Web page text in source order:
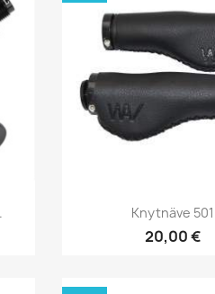
Snabbvy
Knytnäve 501
20,00 €